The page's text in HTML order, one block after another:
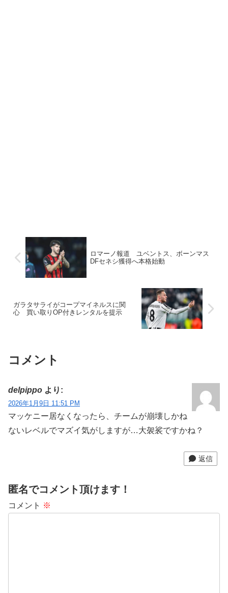
ロマーノ報道 ユベントス、ボーンマス
DFセネシ獲得へ本格始動
ガラタサライがコープマイネルスに関
心 買い取りOP付きレンタルを提示
コメント
delpippo より:
2026年1月9日 11:51 PM
マッケニー居なくなったら、チームが崩壊しかね
ないレベルでマズイ気がしますが…大袈裟ですかね？
返信
匿名でコメント頂けます！
コメント ※